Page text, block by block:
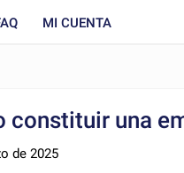
MI CUENTA
constituir una
de 2025